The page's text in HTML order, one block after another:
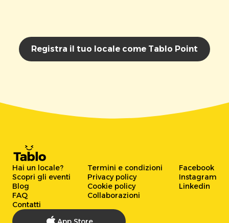
Registra il tuo locale come Tablo Point
Hai un locale?
Scopri gli eventi
Blog
FAQ
Contatti
Termini e condizioni
Privacy policy
Cookie policy
Collaborazioni
Facebook
Instagram
Linkedin